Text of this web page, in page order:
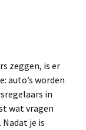
zeggen, is er
auto’s worden
in
wat vragen
je is